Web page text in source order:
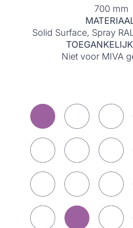
700 mm
Solid Surface, Spray
Niet voor MIVA